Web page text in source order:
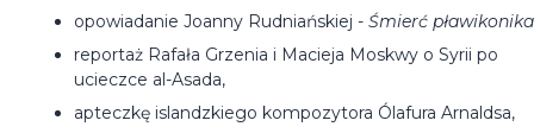
opowiadanie Joanny Rudniańskiej -Śmierć pławikonika
reportaż Rafała Grzenia i Macieja Moskwy o Syrii po
ucieczce al-Asada,
apteczkę islandzkiego kompozytora Ólafura Arnaldsa,